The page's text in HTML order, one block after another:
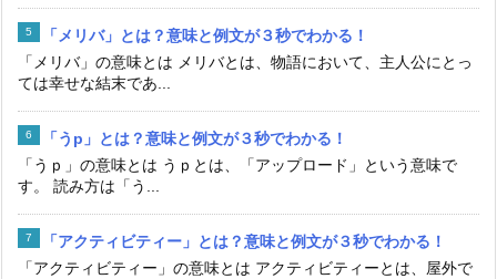
「メリバ」とは？意味と例文が３秒でわかる！
「メリバ」の意味とは メリバとは、物語において、主人公にとっ
ては幸せな結末であ...
「うp」とは？意味と例文が３秒でわかる！
「うｐ」の意味とは うｐとは、「アップロード」という意味で
す。 読み方は「う...
「アクティビティー」とは？意味と例文が３秒でわかる！
「アクティビティー」の意味とは アクティビティーとは、屋外で